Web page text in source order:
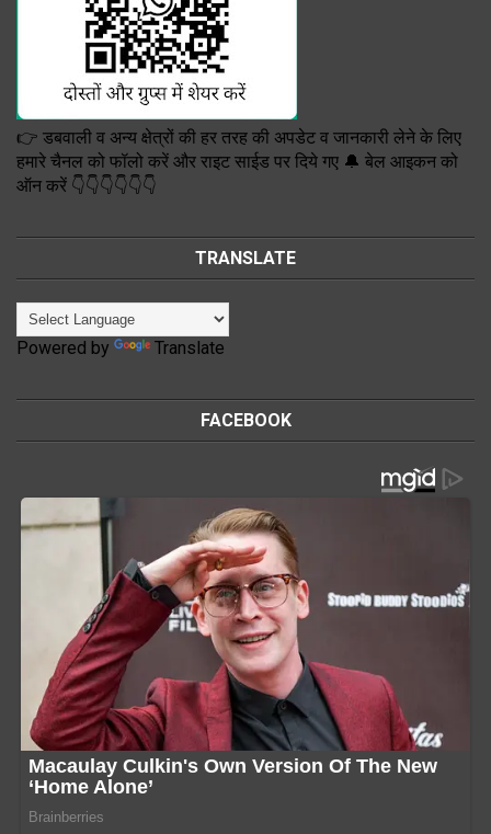
👉 डबवाली व अन्य क्षेत्रों की हर तरह की अपडेट व जानकारी लेने के लिए
हमारे चैनल को फॉलो करें और राइट साईड पर दिये गए 🔔 बेल आइकन को
ऑन करें 👇👇👇👇👇👇
TRANSLATE
Powered by Translate
FACEBOOK